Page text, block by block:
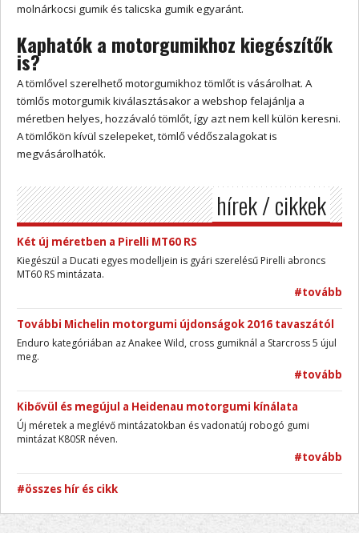
molnárkocsi gumik és talicska gumik egyaránt.
Kaphatók a motorgumikhoz kiegészítők
is?
A tömlővel szerelhető motorgumikhoz tömlőt is vásárolhat. A
tömlős motorgumik kiválasztásakor a webshop felajánlja a
méretben helyes, hozzávaló tömlőt, így azt nem kell külön keresni.
A tömlőkön kívül szelepeket, tömlő védőszalagokat is
megvásárolhatók.
hírek / cikkek
Két új méretben a Pirelli MT60 RS
Kiegészül a Ducati egyes modelljein is gyári szerelésű Pirelli abroncs
MT60 RS mintázata.
#tovább
További Michelin motorgumi újdonságok 2016 tavaszától
Enduro kategóriában az Anakee Wild, cross gumiknál a Starcross 5 újul
meg.
#tovább
Kibővül és megújul a Heidenau motorgumi kínálata
Új méretek a meglévő mintázatokban és vadonatúj robogó gumi
mintázat K80SR néven.
#tovább
#összes hír és cikk